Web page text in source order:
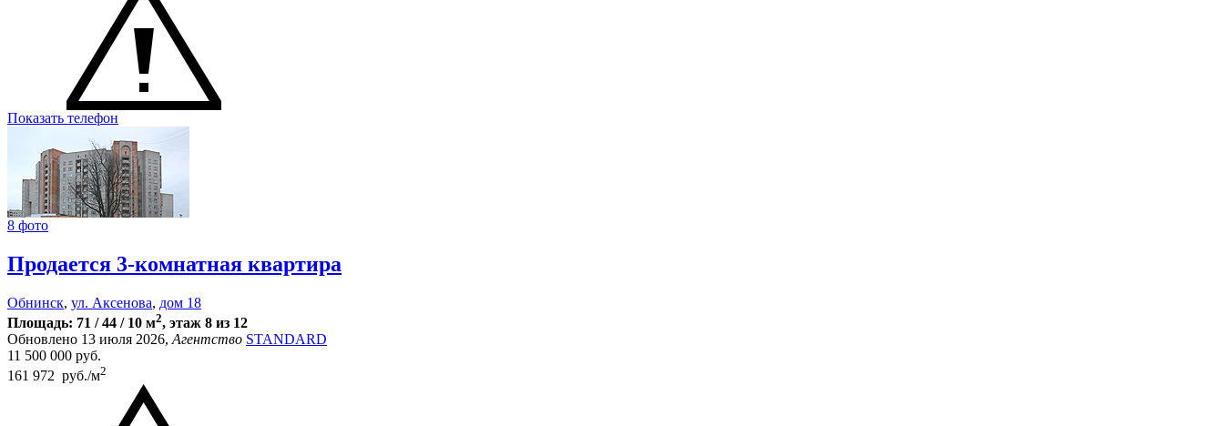
Показать телефон
8 фото
Продается 3-комнатная квартира
Обнинск, ул. Аксенова, дом 18
Площадь: 71 / 44 / 10 м2, этаж 8 из 12
Обновлено 13 июля 2026, Агентство STANDARD
11 500 000 руб.
161 972 руб./м2